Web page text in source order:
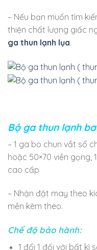
– Nếu bạn muốn tìm
thiện chất lượng giấc
ga thun lạnh lụa.
Bộ ga thun lạnh
– 1 ga bo chun vắt sổ
hoặc 50×70 viền gọng,
cao cấp
– Nhận đặt may theo
mền kèm theo.
Chế độ bảo hành:
1 đổi 1 đối với bất kì